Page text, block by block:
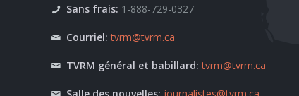
Sans frais: 1-888-729-0327
Courriel: tvrm@tvrm.ca
TVRM général et babillard: tvrm@tvrm.ca